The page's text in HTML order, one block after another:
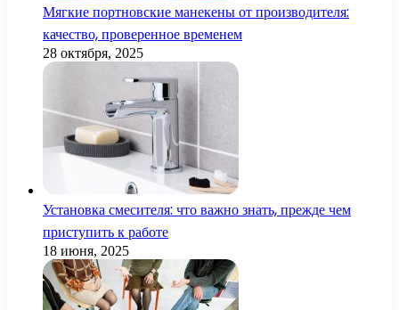
Мягкие портновские манекены от производителя:
качество, проверенное временем
28 октября, 2025
Установка смесителя: что важно знать, прежде чем
приступить к работе
18 июня, 2025